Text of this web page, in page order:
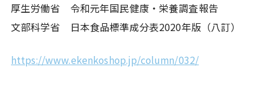
厚生労働省 令和元年国民健康・栄養調査報告
文部科学省 日本食品標準成分表2020年版（八訂）
https://www.ekenkoshop.jp/column/032/